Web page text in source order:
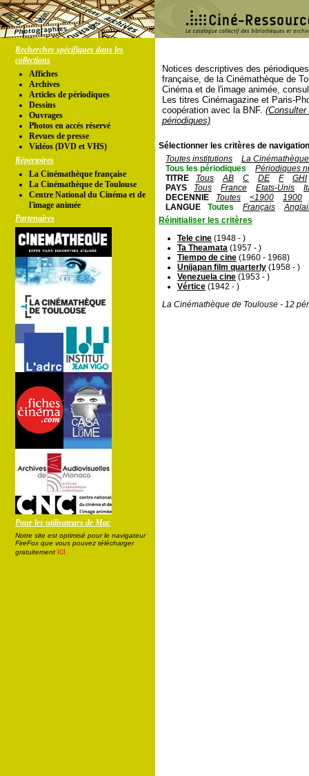
Recherches spécifiques dans les
collections
Affiches
Archives
Articles de périodiques
Dessins
Ouvrages
Photos en accés réservé
Revues de presse
Vidéos (DVD et VHS)
Répertoires
La Cinémathèque française
La Cinémathèque de Toulouse
Centre National du Cinéma et de
l'image animée
Partenaires
Pour les utilisateurs de Mac
Notre site est optimisé pour le navigateur
FireFox que vous pouvez télécharger
gratuitement ici
Notices descriptives des
française, de la Cinémathèque de
Cinéma et de l'image animée,
Les titres Cinémagazine et Paris-
coopération avec la BNF.
périodiques)
Sélectionner les critères de
Toutes institutions
La
Tous les périodiques
Périodiques
TITRE
Tous AB C DE F
GHI
PAYS
Tous France Etats-Unis
DECENNIE
Toutes <1900
1900
LANGUE
Toutes Français
Réinitialiser les critères
Tele cine (1948 - )
Ta Theamata (1957 - )
Tiempo de cine (1960 - 1968)
Unijapan film quarterly (1958 - )
Venezuela cine (1953 - )
Vértice (1942 - )
La Cinémathèque de Toulouse - 12